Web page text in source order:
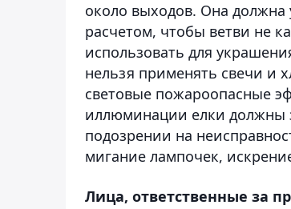
около выходов. Она должна
расчетом, чтобы ветви не
использовать для
нельзя применять свечи и
световые пожароопасные
иллюминации елки должны
подозрении на
мигание лампочек,
Лица, ответственные за